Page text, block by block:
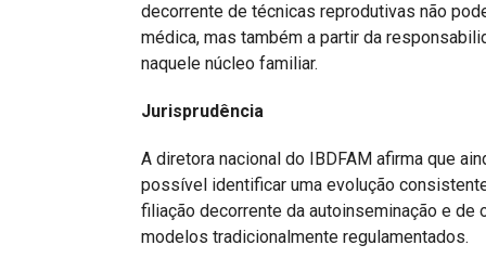
decorrente de técnicas reprodutivas não
médica, mas também a partir da
naquele núcleo familiar.
Jurisprudência
A diretora nacional do IBDFAM afirma que
possível identificar uma evolução
filiação decorrente da autoinseminação e
modelos tradicionalmente regulamentados.